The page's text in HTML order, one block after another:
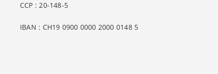
CCP : 20-148-5
IBAN : CH19 0900 0000 2000 0148 5